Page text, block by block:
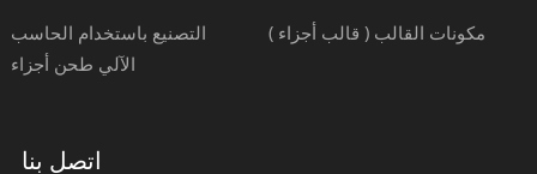
التصنيع باستخدام الحاسب
الآلي طحن أجزاء
مكونات القالب ( قالب أجزاء )
اتصل بنا